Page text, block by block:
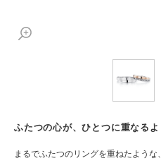
ふたつの心が、ひとつに重なるよ
まるでふたつのリングを重ねたよう